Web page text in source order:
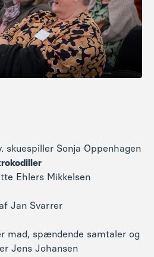
skuespiller Sonja Oppenhagen
Ehlers Mikkelsen
Jan Svarrer
mad, spændende samtaler og
Jens Johansen